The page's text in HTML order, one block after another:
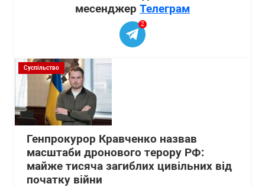
месенджер Телеграм
2
Суспільство
Генпрокурор Кравченко назвав
масштаби дронового терору РФ:
майже тисяча загиблих цивільних від
початку війни